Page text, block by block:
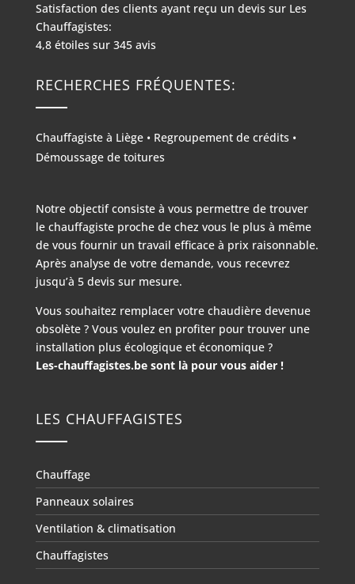
Satisfaction des clients ayant reçu un devis sur Les
Chauffagistes:
4,8étoiles sur 345avis
RECHERCHES FRÉQUENTES:
Chauffagiste à Liège• Regroupement de crédits •
Démoussage de toitures
Notre objectif consiste à vous permettre de trouver
le chauffagiste proche de chez vous le plus à même
de vous fournir un travail efficace à prix raisonnable.
Après analyse de votre demande, vous recevrez
jusqu’à 5 devis sur mesure.
Vous souhaitez remplacer votre chaudière devenue
obsolète ? Vous voulez en profiter pour trouver une
installation plus écologique et économique ?
Les-chauffagistes.be sont là pour vous aider !
LES CHAUFFAGISTES
Chauffage
Panneaux solaires
Ventilation & climatisation
Chauffagistes